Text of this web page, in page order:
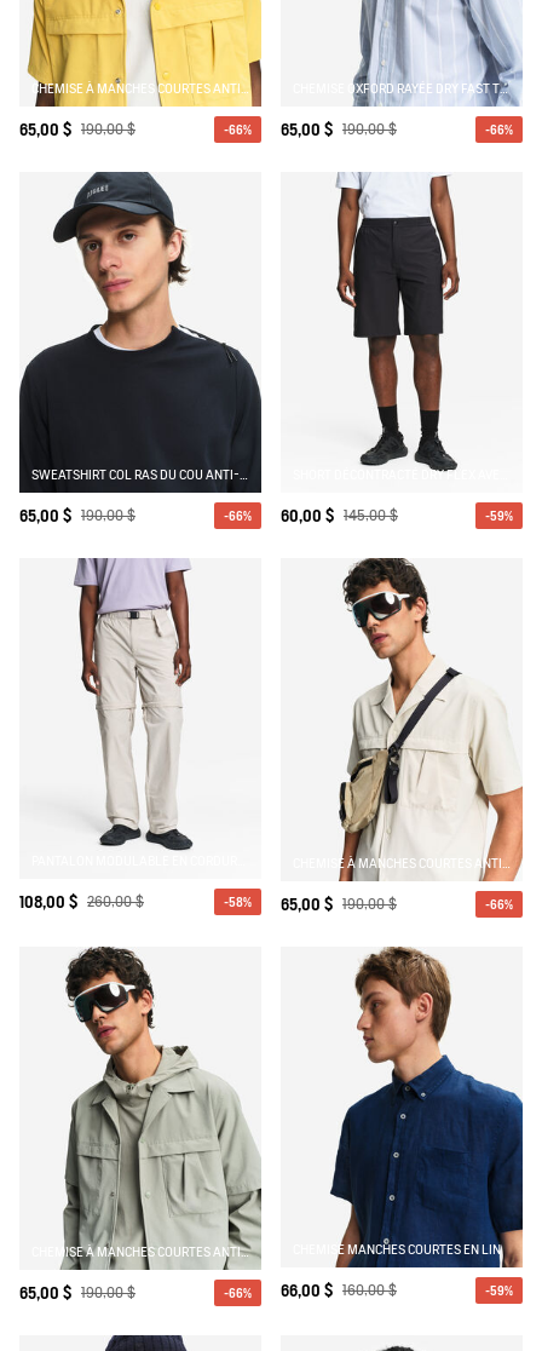
CHEMISE À MANCHES COURTES ANTI-UV AVEC POCHES
65,00 $ 190,00 $ -66%
CHEMISE OXFORD RAYÉE DRY FAST TEXTILE® AVEC LOGO SUR LA POITRINE
65,00 $ 190,00 $ -66%
65,00 $ 190,00 $ -66% 60,00 $ 145,00 $ -59%
108,00 $ 260,00 $ -58% 65,00 $ 190,00 $ -66%
CHEMISE À MANCHES COURTES ANTI-UV AVEC POCHES
65,00 $ 190,00 $ -66%
CHEMISE MANCHES COURTES EN LIN
66,00 $ 160,00 $ -59%